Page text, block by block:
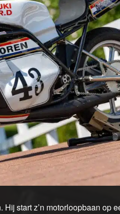
start z’n motorloopbaan op